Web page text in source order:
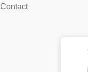
Contact